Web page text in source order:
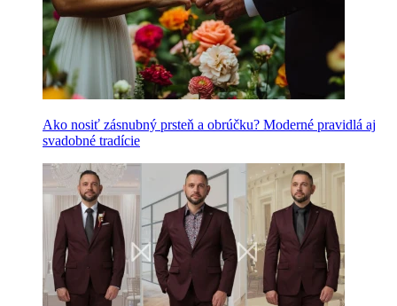
Ako nosiť zásnubný prsteň a obrúčku? Moderné pravidlá aj
svadobné tradície